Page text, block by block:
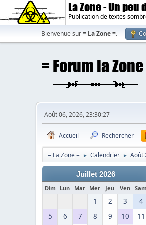
La Zone - Un
Publication de textes
Bienvenue sur= La Zone =.
Août 06, 2026, 23:30:27
Accueil Rechercher
= La Zone = ► Calendrier ► Août
Juillet 2026
Dim Lun Mar Mer Jeu Ven Sam
1 2 3
4
5
6 7 8 9 10 11